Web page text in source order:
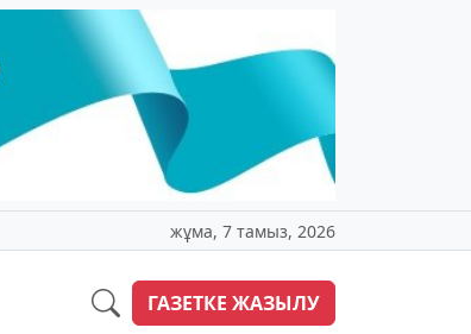
жұма, 7 тамыз, 2026
ГАЗЕТКЕ ЖАЗЫЛУ